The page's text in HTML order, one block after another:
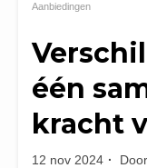
Aanbiedingen
één
kracht
12 nov 2024 Door